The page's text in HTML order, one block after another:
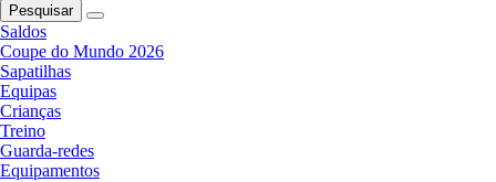
Pesquisar
Saldos
Coupe do Mundo 2026
Sapatilhas
Equipas
Crianças
Treino
Guarda-redes
Equipamentos